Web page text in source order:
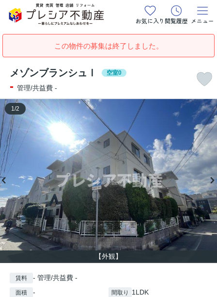
お気に入り 閲覧履歴 メニュー
この物件の募集は終了しました。
メゾンブランシュⅠ 空室0
- 管理/共益費 -
【外観】
1 /2
賃料 - 管理/共益費 -
面積 - 間取り 1LDK